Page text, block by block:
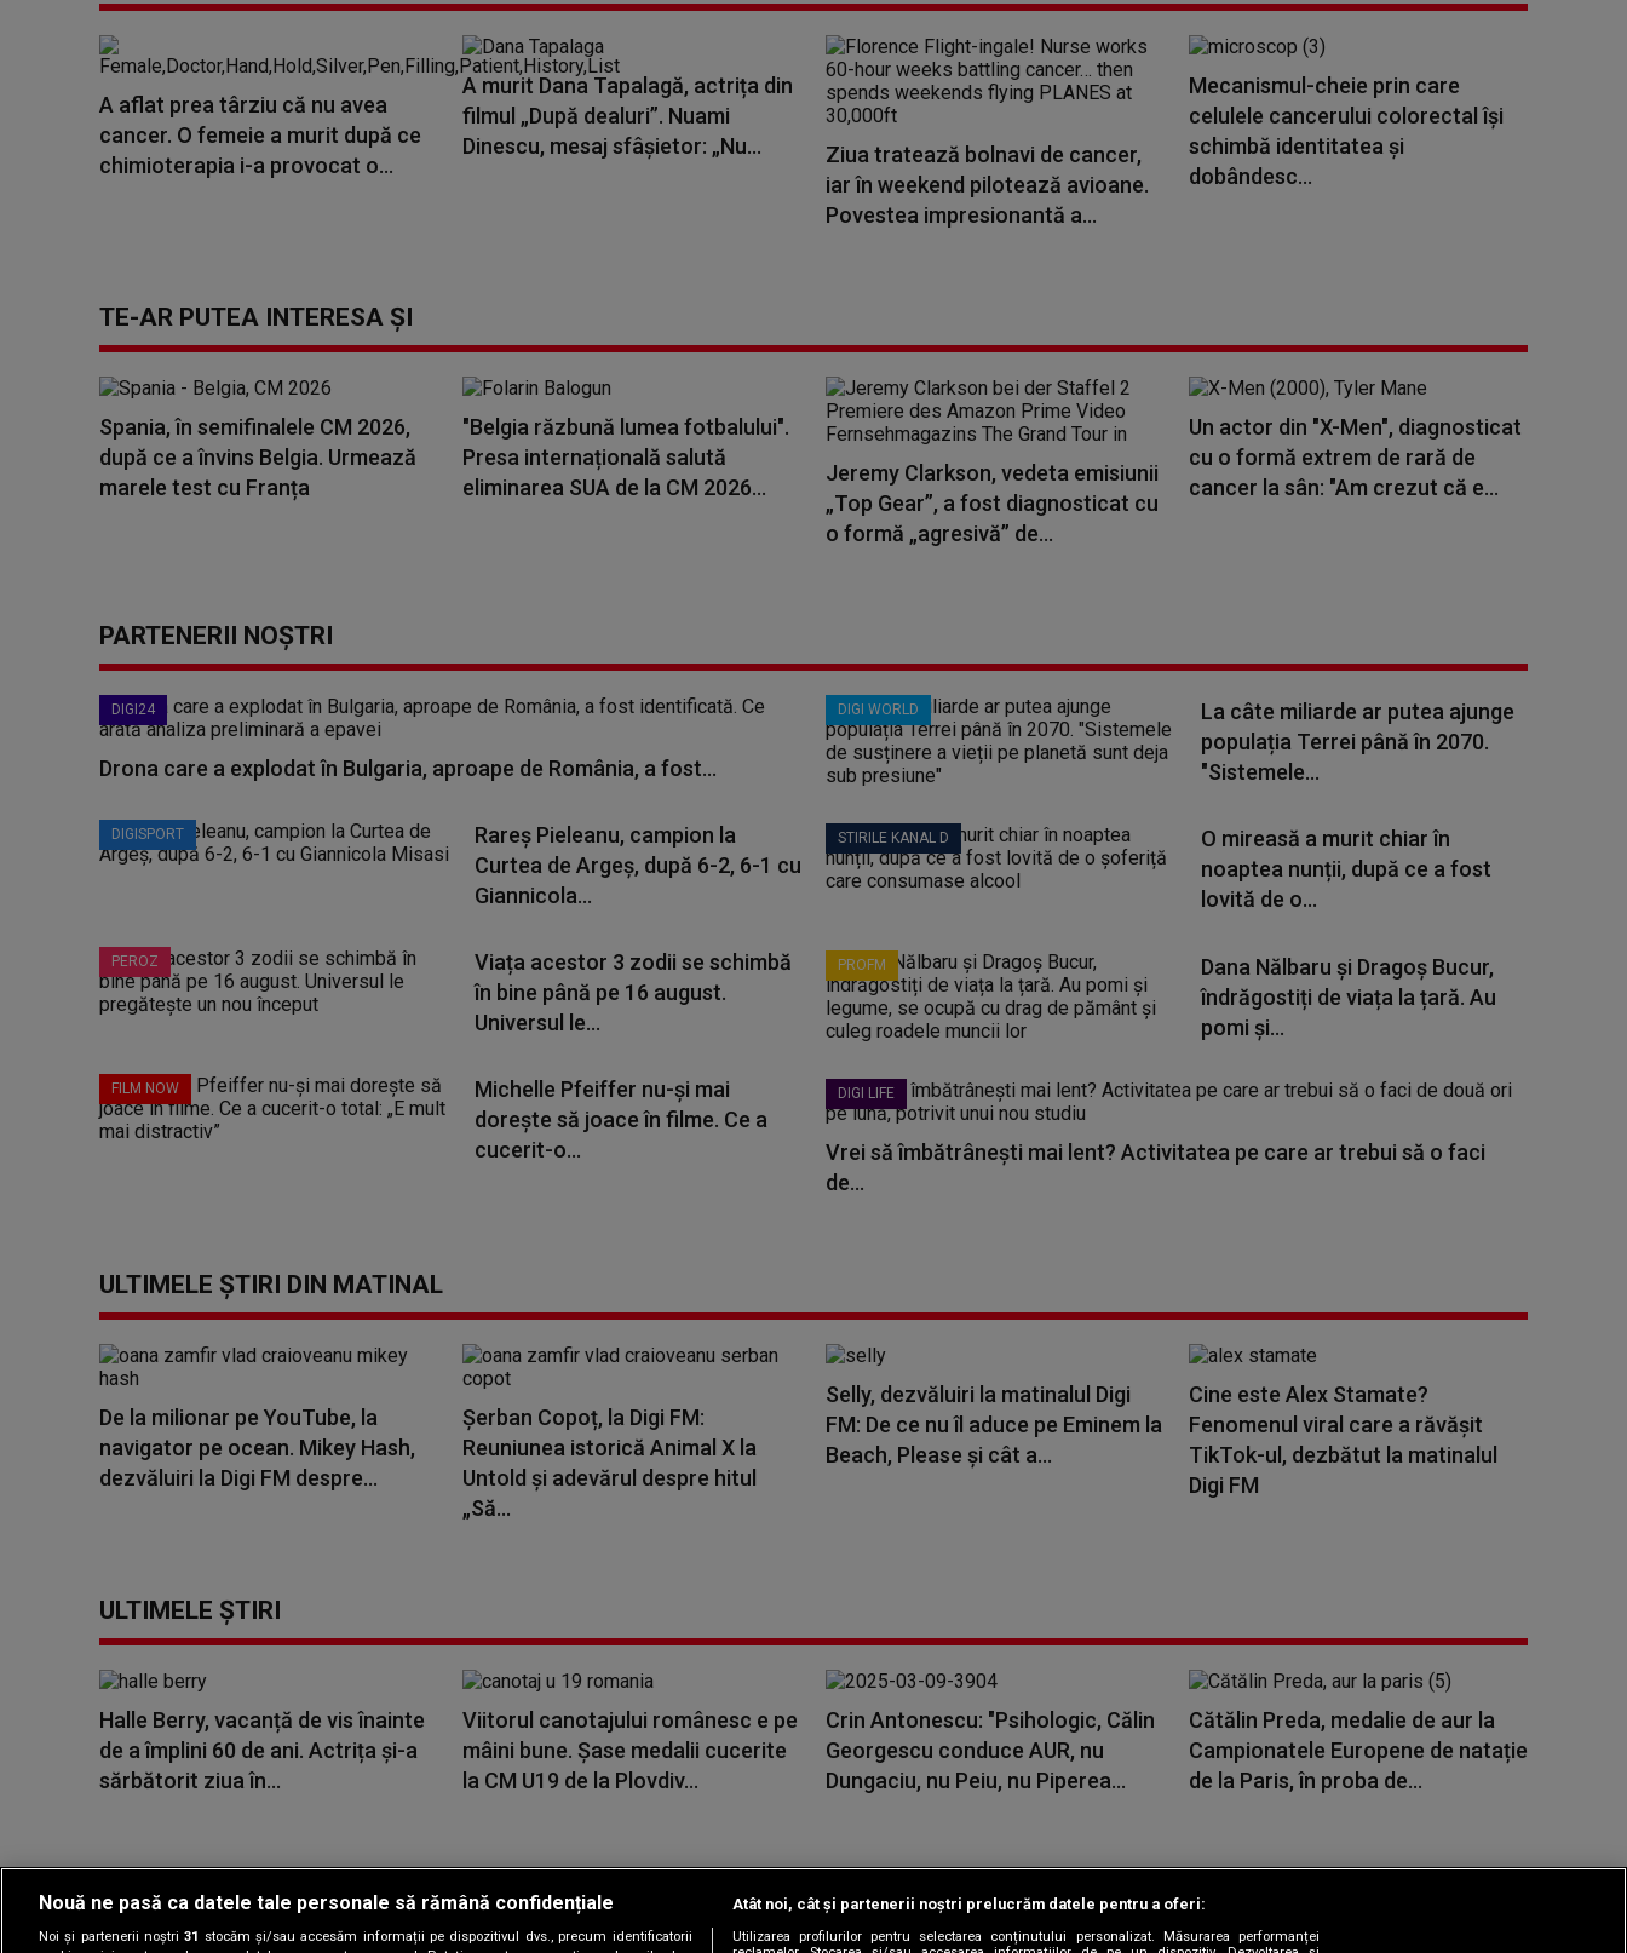
A aflat prea târziu că nu avea
cancer. O femeie a murit după ce
chimioterapia i-a provocat o...
A murit Dana Tapalagă, actrița din
filmul „După dealuri”. Nuami
Dinescu, mesaj sfâșietor: „Nu...
Ziua tratează bolnavi de cancer,
iar în weekend pilotează avioane.
Povestea impresionantă a...
Mecanismul-cheie prin care
celulele cancerului colorectal îşi
schimbă identitatea şi
dobândesc...
TE-AR PUTEA INTERESA ȘI
Spania, în semifinalele CM 2026,
după ce a învins Belgia. Urmează
marele test cu Franța
"Belgia răzbună lumea fotbalului".
Presa internațională salută
eliminarea SUA de la CM 2026...
Jeremy Clarkson, vedeta emisiunii
„Top Gear”, a fost diagnosticat cu
o formă „agresivă” de...
Un actor din "X-Men", diagnosticat
cu o formă extrem de rară de
cancer la sân: "Am crezut că e...
PARTENERII NOȘTRI
DIGI24
Drona care a explodat în Bulgaria, aproape de România, a fost...
DIGISPORT
Rareș Pieleanu, campion la
Curtea de Argeș, după 6-2, 6-1 cu
Giannicola...
PEROZ
Viața acestor 3 zodii se schimbă
în bine până pe 16 august.
Universul le...
FILM NOW
Michelle Pfeiffer nu-și mai
dorește să joace în filme. Ce a
cucerit-o...
DIGI WORLD
La câte miliarde ar putea ajunge
populația Terrei până în 2070.
"Sistemele...
STIRILE KANAL D
O mireasă a murit chiar în
noaptea nunții, după ce a fost
lovită de o...
PROFM
Dana Nălbaru și Dragoș Bucur,
îndrăgostiți de viața la țară. Au
pomi și...
DIGI LIFE
Vrei să îmbătrânești mai lent? Activitatea pe care ar trebui să o faci
de...
ULTIMELE ȘTIRI DIN MATINAL
De la milionar pe YouTube, la
navigator pe ocean. Mikey Hash,
dezvăluiri la Digi FM despre...
Șerban Copoț, la Digi FM:
Reuniunea istorică Animal X la
Untold și adevărul despre hitul
„Să...
Selly, dezvăluiri la matinalul Digi
FM: De ce nu îl aduce pe Eminem la
Beach, Please și cât a...
Cine este Alex Stamate?
Fenomenul viral care a răvășit
TikTok-ul, dezbătut la matinalul
Digi FM
ULTIMELE ȘTIRI
Halle Berry, vacanță de vis înainte
de a împlini 60 de ani. Actrița și-a
sărbătorit ziua în...
Viitorul canotajului românesc e pe
mâini bune. Șase medalii cucerite
la CM U19 de la Plovdiv...
Crin Antonescu: "Psihologic, Călin
Georgescu conduce AUR, nu
Dungaciu, nu Peiu, nu Piperea...
Cătălin Preda, medalie de aur la
Campionatele Europene de natație
de la Paris, în proba de...
Copyright © 2026 / DIGI ROMANIA S.A.
Gestionați preferințele|Termeni și condiții |Politica de confidențialitate|Contact/Info| Codul etic|Sitemap
Nouă ne pasă ca datele tale personale să rămână confidențiale
Noi și partenerii noștri31 stocăm și/sau accesăm informații pe dispozitivul dvs., precum identificatorii
Atât noi, cât și partenerii noștri prelucrăm datele pentru a oferi:
Utilizarea profilurilor pentru selectarea conținutului personalizat. Măsurarea performanței